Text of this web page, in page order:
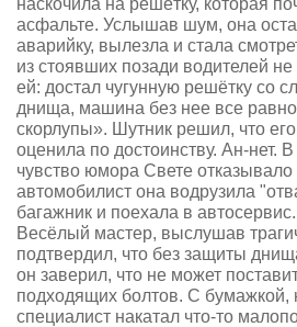
наскочила на решётку, которая
асфальте. Услышав шум, она
аварийку, вылезла и стала
из стоявших позади водителей
ей: достал чугунную решётку со
днища, машина без нее все равно
скорлупы». Шутник решил, что
оценила по достоинству. Ан-нет.
чувство юмора Свете отказывало
автомобилист она водрузила
багажник и поехала в автосервис.
Весёлый мастер, выслушав
подтвердил, что без защиты
он заверил, что не может
подходящих болтов. С бумажкой,
специалист накатал что-то